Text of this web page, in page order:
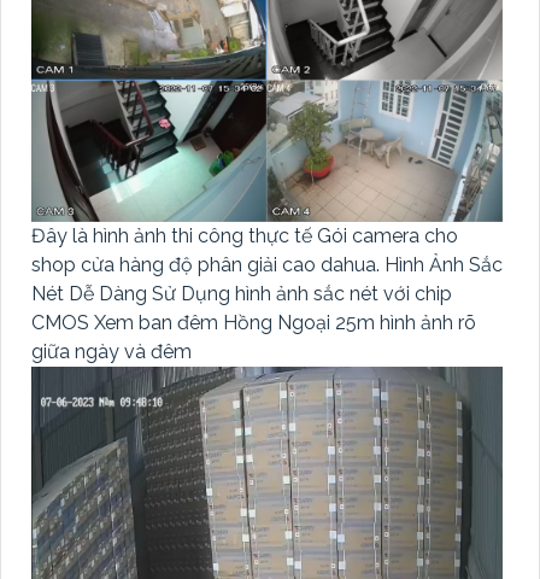
Đây là hình ảnh thi công thực tế Gói camera cho
shop cửa hàng độ phân giải cao dahua. Hình Ảnh Sắc
Nét Dễ Dàng Sử Dụng hình ảnh sắc nét với chip
CMOS Xem ban đêm Hồng Ngoại 25m hình ảnh rõ
giữa ngày và đêm